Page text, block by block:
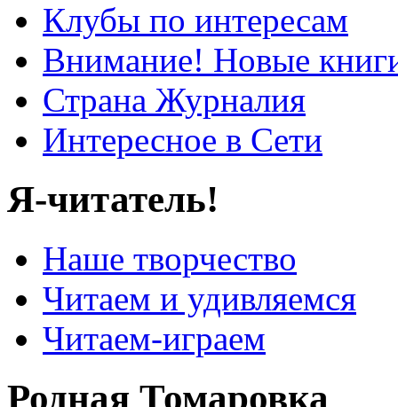
Клубы по интересам
Внимание! Новые
Страна Журналия
Интересное в Сети
Я-читатель!
Наше творчество
Читаем и удивляемся
Читаем-играем
Родная Томаровка